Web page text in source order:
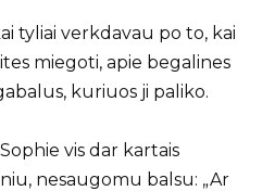
tyliai verkdavau po to, kai
miegoti, apie begalines
kuriuos ji paliko.
vis dar kartais
nesaugomu balsu: „Ar